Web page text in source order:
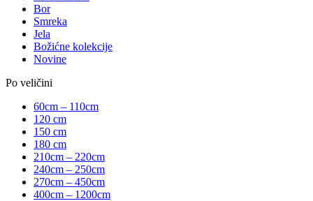
Bor
Smreka
Jela
Božićne kolekcije
Novine
Po veličini
60cm – 110cm
120 cm
150 cm
180 cm
210cm – 220cm
240cm – 250cm
270cm – 450cm
400cm – 1200cm